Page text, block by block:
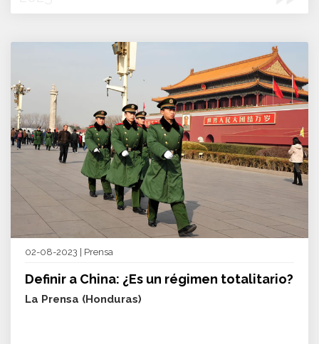
02-08-2023 | Prensa
Definir a China: ¿Es un régimen totalitario?
La Prensa (Honduras)